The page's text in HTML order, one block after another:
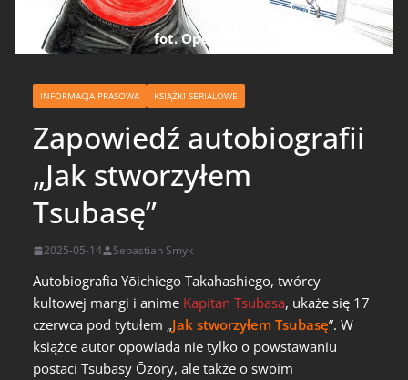
fot. Open Beta
INFORMACJA PRASOWA KSIĄŻKI SERIALOWE
Zapowiedź autobiografii
„Jak stworzyłem
Tsubasę”
2025-05-14 Sebastian Smyk
Autobiografia Yōichiego Takahashiego, twórcy
kultowej mangi i anime Kapitan Tsubasa, ukaże się 17
czerwca pod tytułem „Jak stworzyłem Tsubasę”. W
książce autor opowiada nie tylko o powstawaniu
postaci Tsubasy Ōzory, ale także o swoim